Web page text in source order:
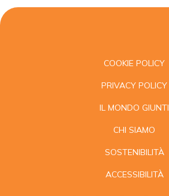
COOKIE POLICY
PRIVACY POLICY
IL MONDO GIUNTI
CHI SIAMO
SOSTENIBILITÀ
ACCESSIBILITÀ